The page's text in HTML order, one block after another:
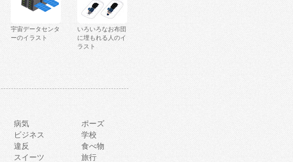
宇宙データセンタ
ーのイラスト
いろいろなお布団
に埋もれる人のイ
ラスト
病気
ポーズ
ビジネス
学校
違反
食べ物
スイーツ
旅行